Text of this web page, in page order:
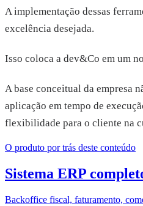
A implementação dessas
excelência desejada.
Isso coloca a dev&Co em um
A base conceitual da empresa
aplicação em tempo de
flexibilidade para o cliente na
O produto por trás deste conteúdo
Sistema ERP
Backoffice fiscal, faturamento,